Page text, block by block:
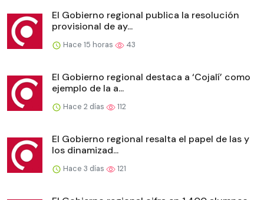
El Gobierno regional publica la resolución
provisional de ay...
Hace 15 horas 43
El Gobierno regional destaca a ‘Cojalí’ como
ejemplo de la a...
Hace 2 días 112
El Gobierno regional resalta el papel de las y
los dinamizad...
Hace 3 días 121